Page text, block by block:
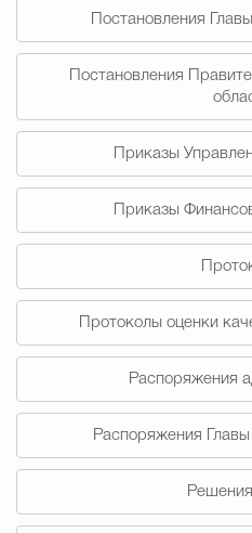
Постановления
Постановления
Приказы
Приказы
Протоколы оценки
Распоряжения
Распоряжения Главы